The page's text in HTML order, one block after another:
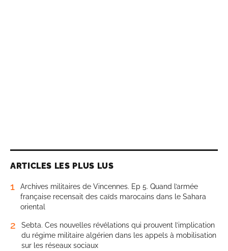
ARTICLES LES PLUS LUS
1
Archives militaires de Vincennes. Ep 5. Quand l’armée
française recensait des caïds marocains dans le Sahara
oriental
2
Sebta. Ces nouvelles révélations qui prouvent l’implication
du régime militaire algérien dans les appels à mobilisation
sur les réseaux sociaux